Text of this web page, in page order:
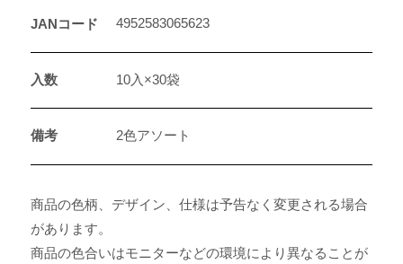
JANコード 4952583065623
入数 10入×30袋
備考 2色アソート
商品の色柄、デザイン、仕様は予告なく変更される場合
があります。
商品の色合いはモニターなどの環境により異なることが